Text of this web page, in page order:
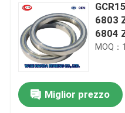
Casa
Prodotti
Circa noi
6803
6804
MOQ：
Miglior prezzo